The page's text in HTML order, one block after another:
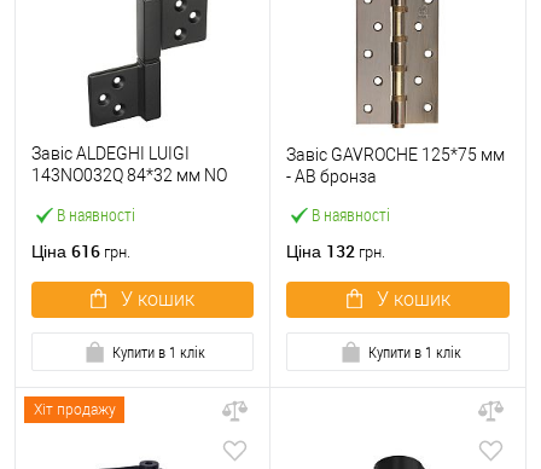
В наявності
Завіс ALDEGHI LUIGI
143NO032Q 84*32 мм NO
Ціна 616 грн.
У кошик
Купити в 1 клік
В наявності
Завіс GAVROCHE 125*75 мм
- АВ бронза
Ціна 132 грн.
У кошик
Купити в 1 клік
Хіт продажу